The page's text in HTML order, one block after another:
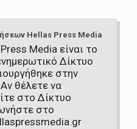
Hellas Press Media
Media είναι το
Δίκτυο
στην
θέλετε να
στο Δίκτυο
στο